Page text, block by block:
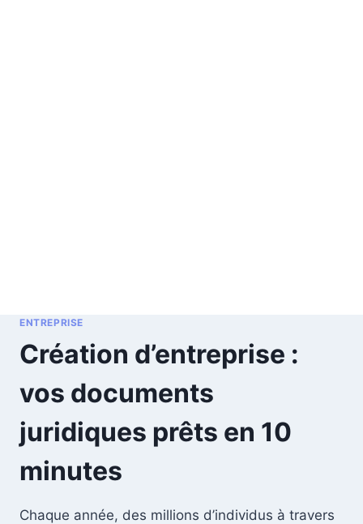
ENTREPRISE
Création d’entreprise :
vos documents
juridiques prêts en 10
minutes
Chaque année, des millions d’individus à travers